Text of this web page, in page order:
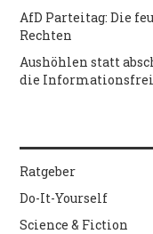
AfD Parteitag: Die
Rechten
Aushöhlen statt
die
Ratgeber
Do-It-Yourself
Science & Fiction